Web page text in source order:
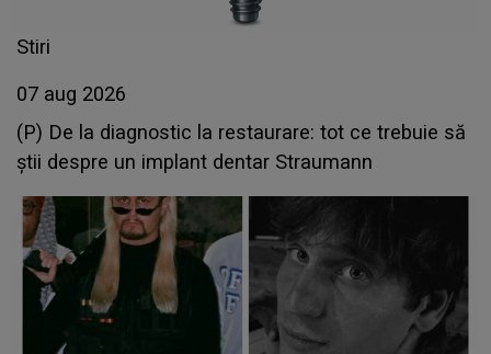
Stiri
07 aug 2026
(P) De la diagnostic la restaurare: tot ce trebuie să
știi despre un implant dentar Straumann